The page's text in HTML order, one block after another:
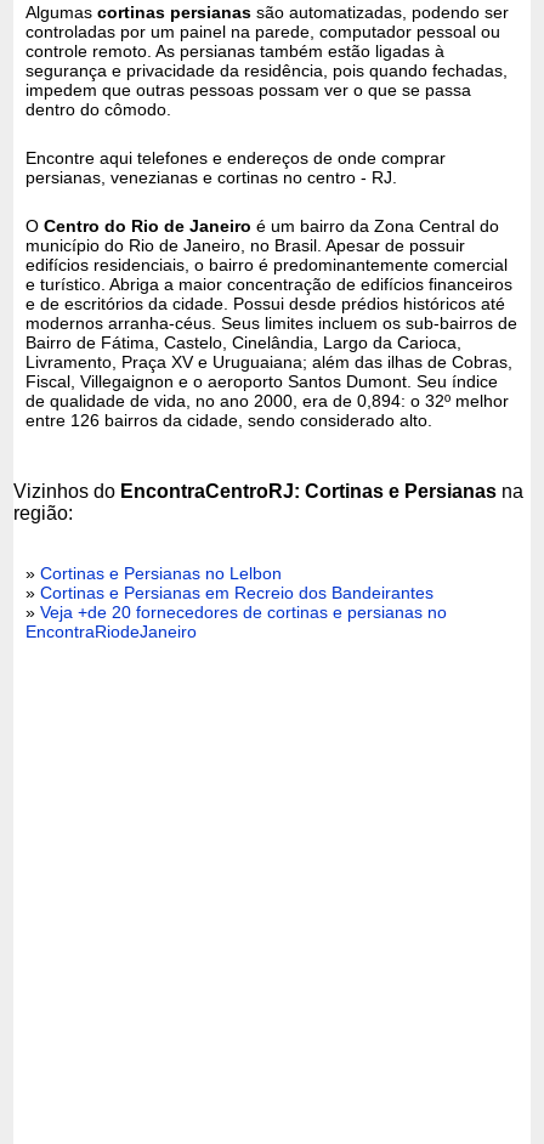
Algumascortinas persianas são automatizadas, podendo ser
controladas por um painel na parede, computador pessoal ou
controle remoto. As persianas também estão ligadas à
segurança e privacidade da residência, pois quando fechadas,
impedem que outras pessoas possam ver o que se passa
dentro do cômodo.
Encontre aqui telefones e endereços de onde comprar
persianas, venezianas e cortinas no centro - RJ.
OCentro do Rio de Janeiro é um bairro da Zona Central do
município do Rio de Janeiro, no Brasil. Apesar de possuir
edifícios residenciais, o bairro é predominantemente comercial
e turístico. Abriga a maior concentração de edifícios financeiros
e de escritórios da cidade. Possui desde prédios históricos até
modernos arranha-céus. Seus limites incluem os sub-bairros de
Bairro de Fátima, Castelo, Cinelândia, Largo da Carioca,
Livramento, Praça XV e Uruguaiana; além das ilhas de Cobras,
Fiscal, Villegaignon e o aeroporto Santos Dumont. Seu índice
de qualidade de vida, no ano 2000, era de 0,894: o 32º melhor
entre 126 bairros da cidade, sendo considerado alto.
Vizinhos do EncontraCentroRJ: Cortinas e Persianas na
região:
»Cortinas e Persianas no Lelbon
»Cortinas e Persianas em Recreio dos Bandeirantes
»Veja +de 20 fornecedores de cortinas e persianas no
EncontraRiodeJaneiro